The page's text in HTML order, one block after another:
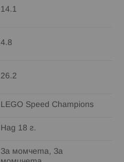
14.1
4.8
26.2
LEGO Speed Champions
Над 18 г.
За момчета, За